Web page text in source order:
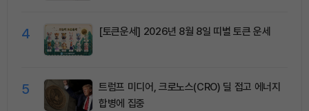
4 [토큰운세] 2026년 8월 8일 띠별 토큰 운세
5
트럼프 미디어, 크로노스(CRO) 딜 접고 에너지
합병에 집중